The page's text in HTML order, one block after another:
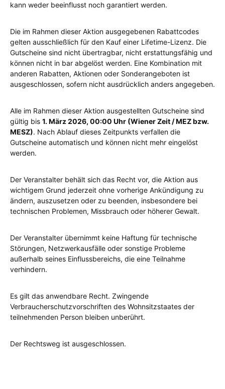
kann weder beeinflusst noch garantiert werden.
Die im Rahmen dieser Aktion ausgegebenen Rabattcodes
gelten ausschließlich für den Kauf einer Lifetime-Lizenz. Die
Gutscheine sind nicht übertragbar, nicht erstattungsfähig und
können nicht in bar abgelöst werden. Eine Kombination mit
anderen Rabatten, Aktionen oder Sonderangeboten ist
ausgeschlossen, sofern nicht ausdrücklich anders angegeben.
Alle im Rahmen dieser Aktion ausgestellten Gutscheine sind
gültig bis 1. März 2026, 00:00 Uhr (Wiener Zeit / MEZ bzw.
MESZ). Nach Ablauf dieses Zeitpunkts verfallen die
Gutscheine automatisch und können nicht mehr eingelöst
werden.
Der Veranstalter behält sich das Recht vor, die Aktion aus
wichtigem Grund jederzeit ohne vorherige Ankündigung zu
ändern, auszusetzen oder zu beenden, insbesondere bei
technischen Problemen, Missbrauch oder höherer Gewalt.
Der Veranstalter übernimmt keine Haftung für technische
Störungen, Netzwerkausfälle oder sonstige Probleme
außerhalb seines Einflussbereichs, die eine Teilnahme
verhindern.
Es gilt das anwendbare Recht. Zwingende
Verbraucherschutzvorschriften des Wohnsitzstaates der
teilnehmenden Person bleiben unberührt.
Der Rechtsweg ist ausgeschlossen.